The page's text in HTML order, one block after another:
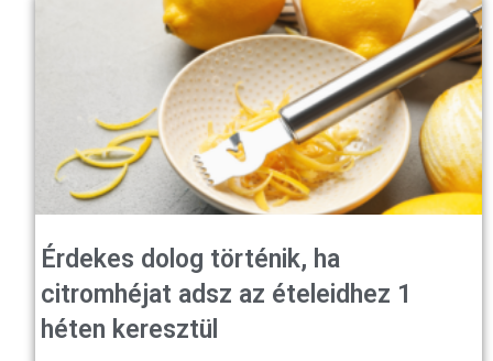
Érdekes dolog történik, ha
citromhéjat adsz az ételeidhez 1
héten keresztül